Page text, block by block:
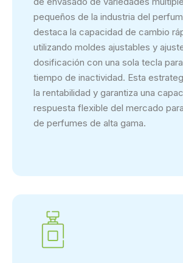
pequeños de la industria del
destaca la capacidad de cambio
utilizando moldes ajustables y
dosificación con una sola tecla
tiempo de inactividad. Esta
la rentabilidad y garantiza una
respuesta flexible del mercado
de perfumes de alta gama.